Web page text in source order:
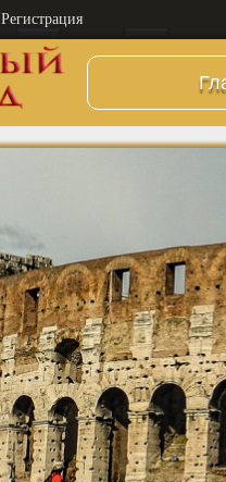
Регистрация